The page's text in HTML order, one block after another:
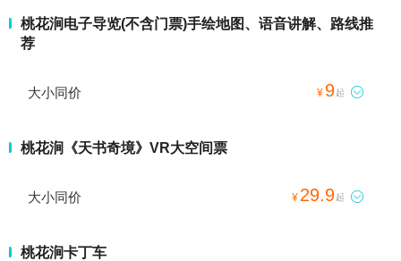
桃花涧电子导览(不含门票)手绘地图、语音讲解、路线推
荐
大小同价 ¥ 9起 
桃花涧《天书奇境》VR大空间票
大小同价 ¥ 29.9起 
桃花涧卡丁车